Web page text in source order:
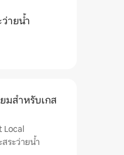
ายน้ำ
มสำหรับเกส
Local
ระว่ายน้ำ